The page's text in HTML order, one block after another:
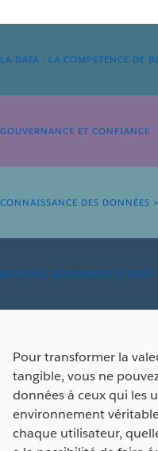
LA DATA : LA COMPÉTENCE DE
GOUVERNANCE ET CONFIANCE
CONNAISSANCE DES DONNÉES
DONNÉES ACCESSIBLES À TOUS
Pour transformer la
tangible, vous ne
données à ceux qui les
environnement
chaque utilisateur,